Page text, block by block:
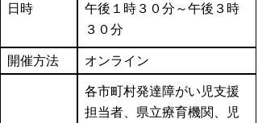
日時
午後１時３０分～午後３時
３０分
開催方法 オンライン
各市町村発達障がい児支援
担当者、県立療育機関、児